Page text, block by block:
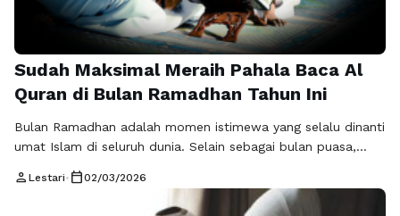
Sudah Maksimal Meraih Pahala Baca Al
Quran di Bulan Ramadhan Tahun Ini
Bulan Ramadhan adalah momen istimewa yang selalu dinanti
umat Islam di seluruh dunia. Selain sebagai bulan puasa,
Quran. Tidak heran jika pahala baca Al Quran di bulan
Ramadhan menjadi salah satu amalan yang paling diburu
person Lestari• calendar_today02/03/2026